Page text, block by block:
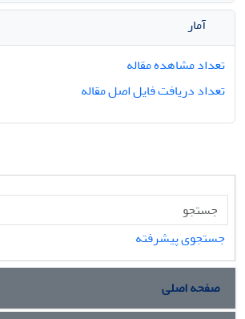
آمار
تعداد مشاهده مقاله
تعداد دریافت فایل اصل مقاله
جستجوی پیشرفته
صفحه اصلی